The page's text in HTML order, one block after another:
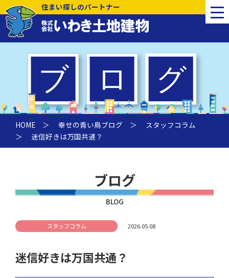
住まい探しのパートナー
HOME ＞ 幸せの青い鳥ブログ ＞ スタッフコラム
＞ 迷信好きは万国共通？
ブログ
BLOG
スタッフコラム 2026.05.08
迷信好きは万国共通？